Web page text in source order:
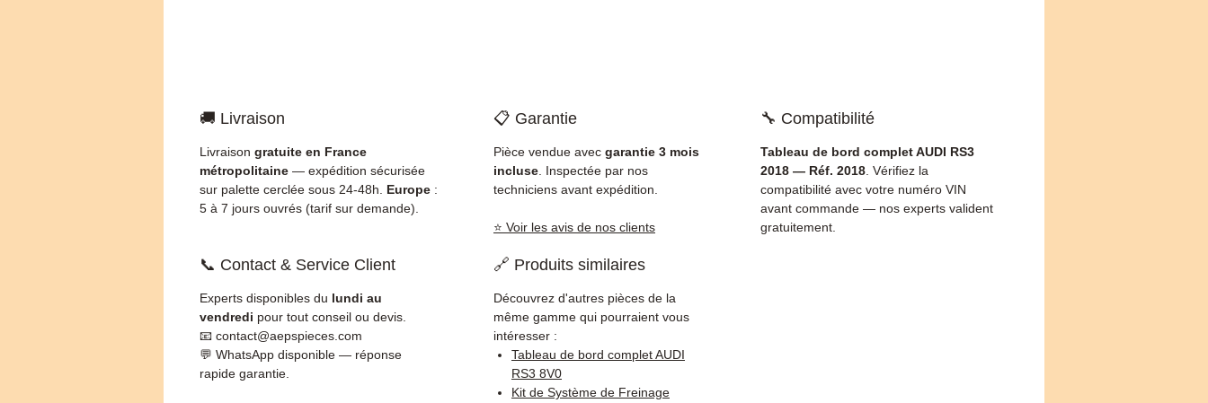
🚚 Livraison
Livraison gratuite en France
métropolitaine — expédition sécurisée
sur palette cerclée sous 24-48h. Europe :
5 à 7 jours ouvrés (tarif sur demande).
📋 Garantie
Pièce vendue avec garantie 3 mois
incluse . Inspectée par nos
techniciens avant expédition.
⭐ Voir les avis de nos clients
🔧 Compatibilité
Tableau de bord complet AUDI RS3
2018 — Réf. 2018 . Vérifiez la
compatibilité avec votre numéro VIN
avant commande — nos experts valident
gratuitement.
📞 Contact & Service Client
Experts disponibles du lundi au
vendredi pour tout conseil ou devis.
📧 contact@aepspieces.com
💬 WhatsApp disponible — réponse
rapide garantie.
🔗 Produits similaires
Découvrez d'autres pièces de la
même gamme qui pourraient vous
intéresser :
Tableau de bord complet AUDI
RS3 8V0
Kit de Système de Freinage